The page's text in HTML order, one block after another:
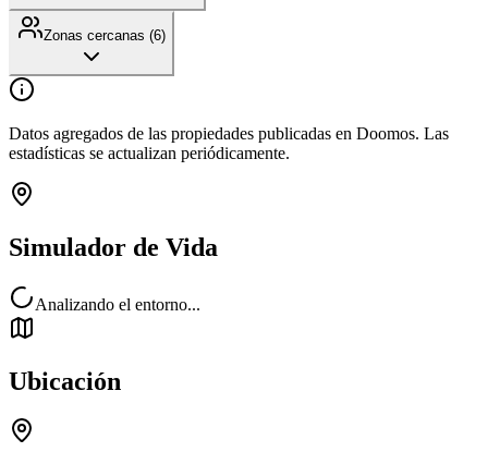
Zonas cercanas (6)
Datos agregados de las propiedades publicadas en Doomos. Las
estadísticas se actualizan periódicamente.
Simulador de Vida
Analizando el entorno...
Ubicación